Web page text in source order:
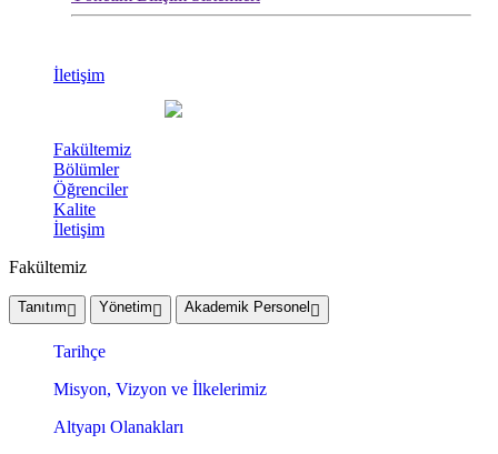
İletişim
Fakültemiz
Bölümler
Öğrenciler
Kalite
İletişim
Fakültemiz
Tanıtım Yönetim Akademik Personel
Tarihçe
Misyon, Vizyon ve İlkelerimiz
Altyapı Olanakları